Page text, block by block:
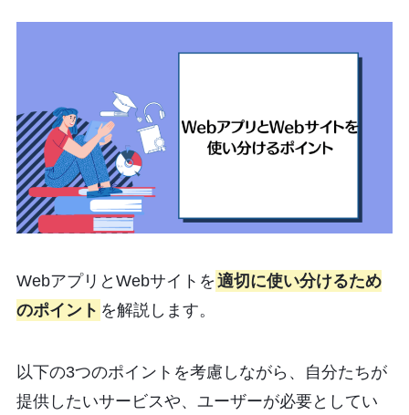
WebアプリとWebサイトを 適切に使い分けるため
のポイント を解説します。
以下の3つのポイントを考慮しながら、自分たちが
提供したいサービスや、ユーザーが必要としてい